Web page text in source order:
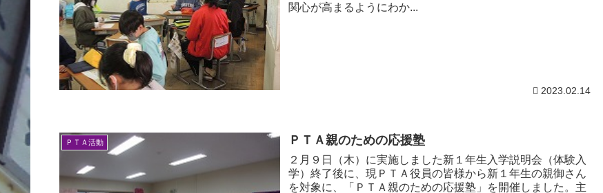
関心が高まるようにわか...
2023.02.14
ＰＴＡ活動 ＰＴＡ親のための応援塾
２月９日（木）に実施しました新１年生入学説明会（体験入
学）終了後に、現ＰＴＡ役員の皆様から新１年生の親御さん
を対象に、「ＰＴＡ親のための応援塾」を開催しました。主